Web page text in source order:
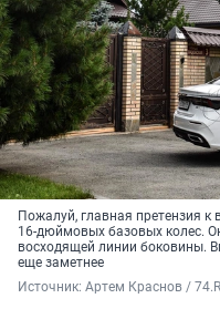
Пожалуй, главная претензия
16-дюймовых базовых колес.
восходящей линии боковины.
еще заметнее
Источник: Артем Краснов /